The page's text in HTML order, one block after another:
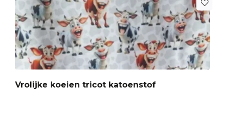
Vrolijke koeien tricot katoenstof